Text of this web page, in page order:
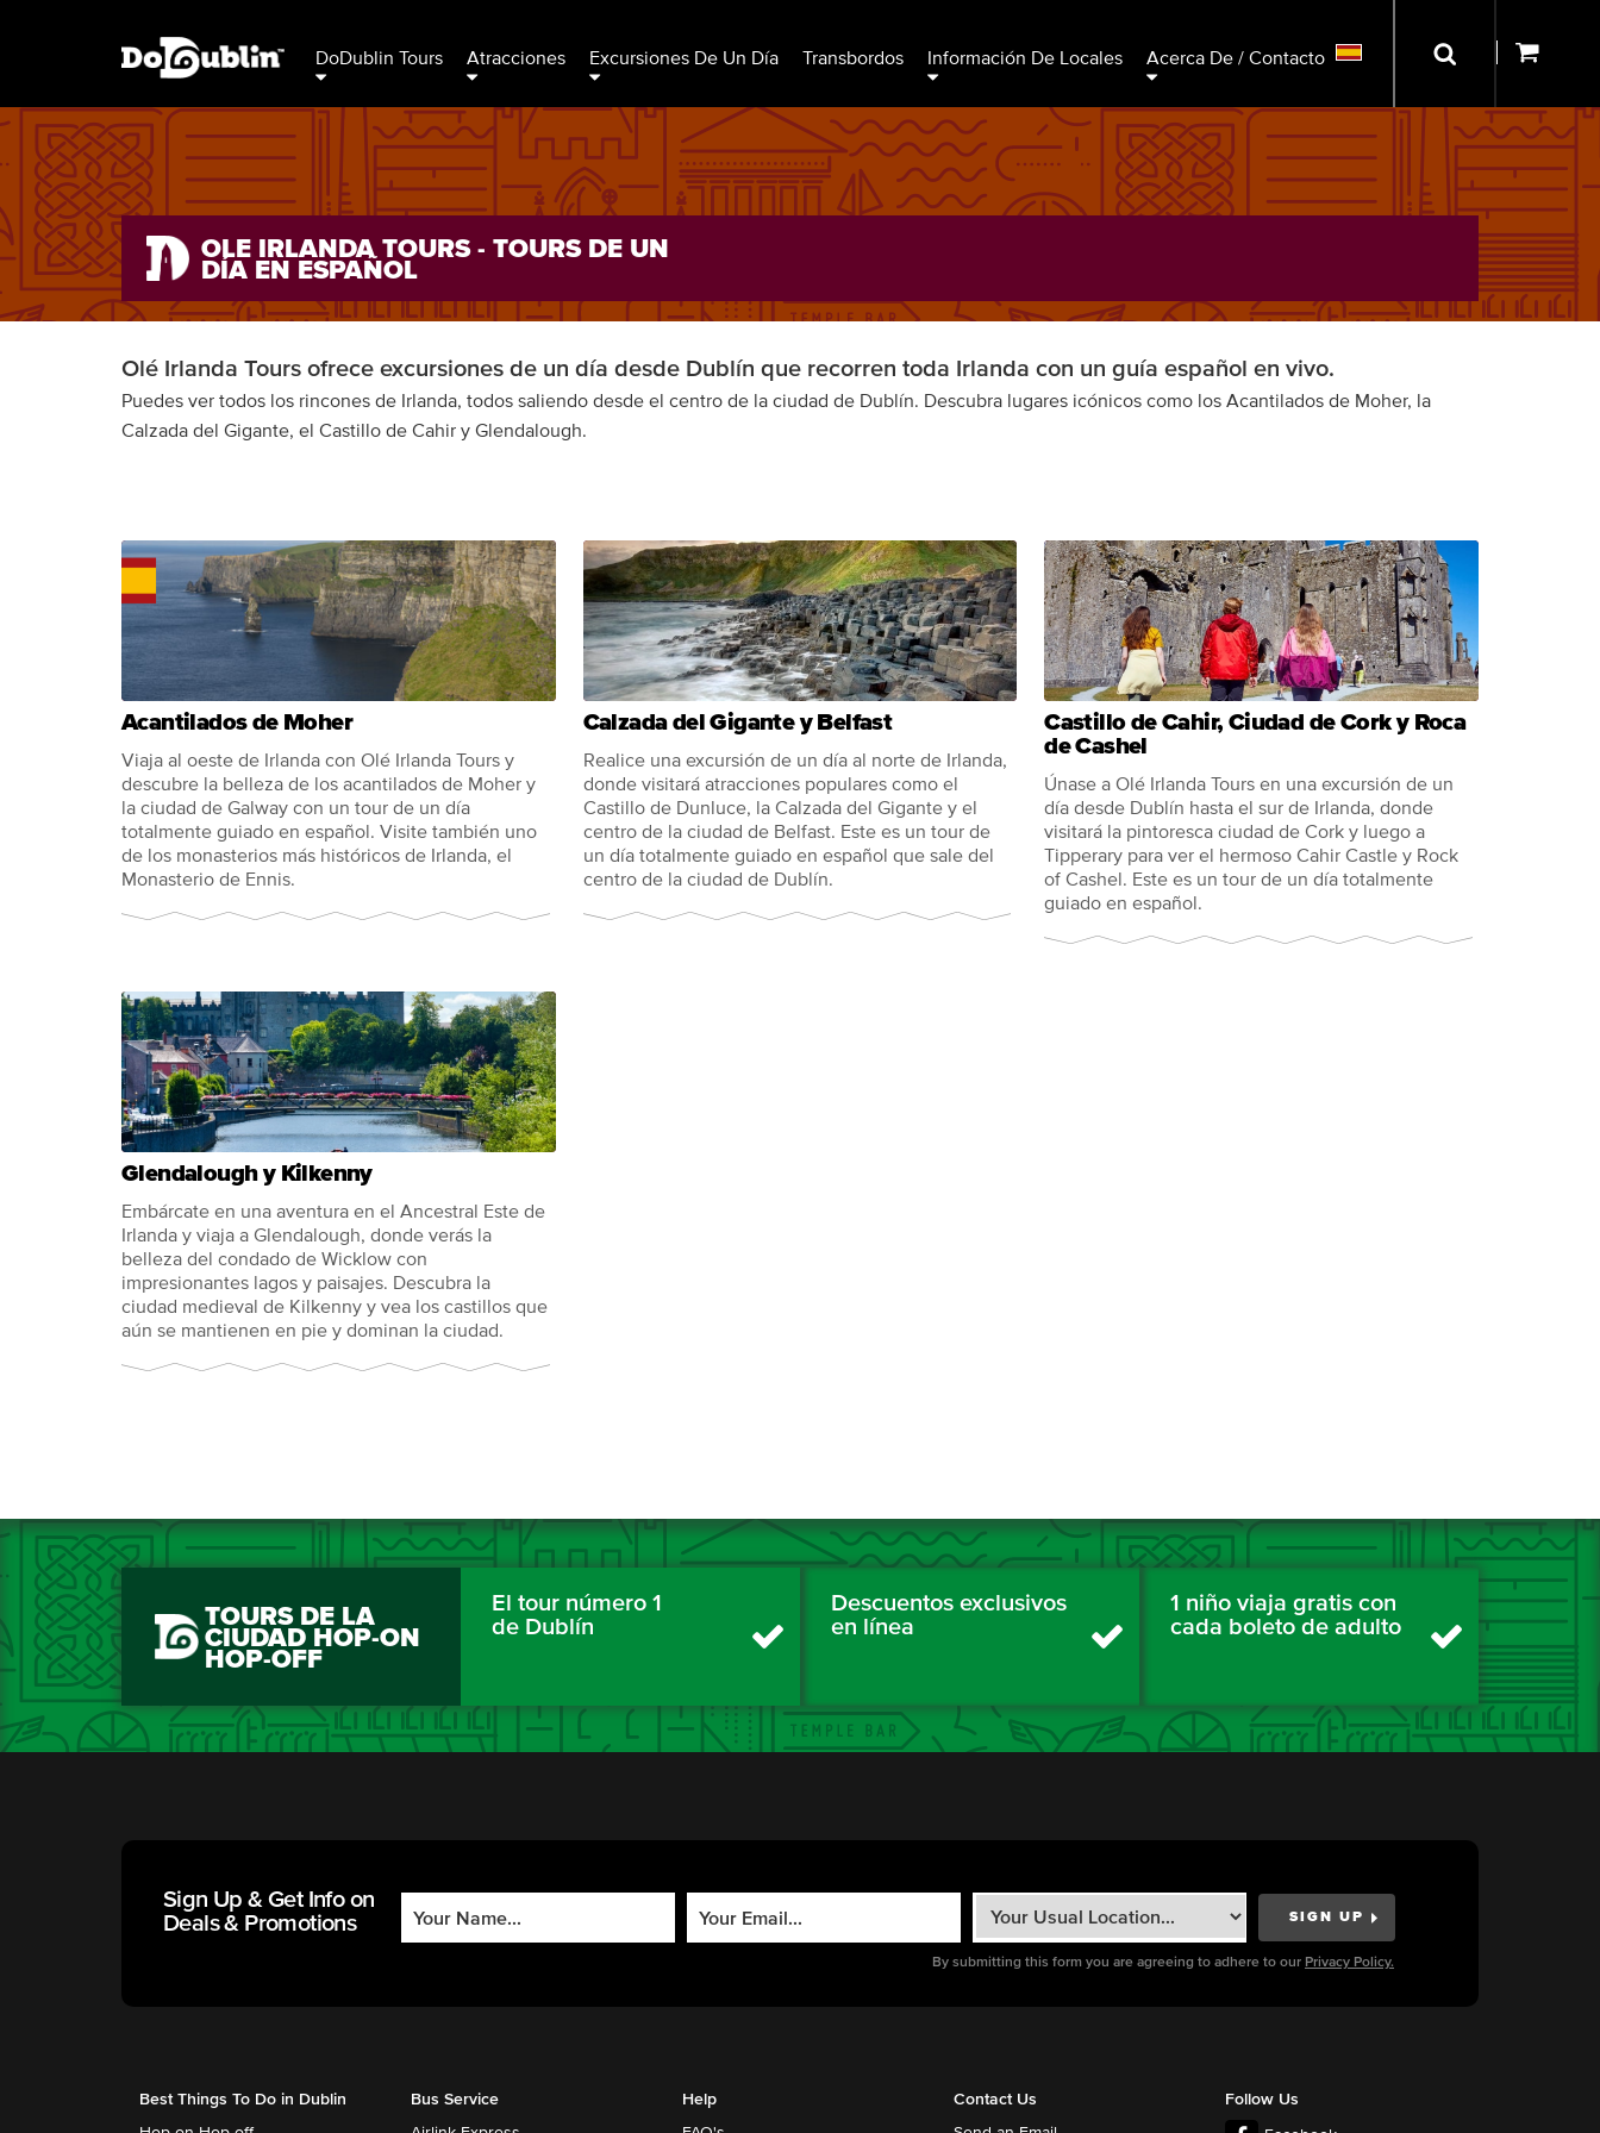
DoDublin Tours Atracciones Excursiones De Un Día Transbordos Información De Locales Acerca De / Contacto
OLE IRLANDA TOURS - TOURS DE UN
DÍA EN ESPAÑOL
Olé Irlanda Tours ofrece excursiones de un día desde Dublín que recorren toda Irlanda con un guía español en vivo.
Puedes ver todos los rincones de Irlanda, todos saliendo desde el centro de la ciudad de Dublín. Descubra lugares icónicos como los Acantilados de Moher, la
Calzada del Gigante, el Castillo de Cahir y Glendalough.
Acantilados de Moher
Viaja al oeste de Irlanda con Olé Irlanda Tours y
descubre la belleza de los acantilados de Moher y
la ciudad de Galway con un tour de un día
totalmente guiado en español. Visite también uno
de los monasterios más históricos de Irlanda, el
Monasterio de Ennis.
Calzada del Gigante y Belfast
Realice una excursión de un día al norte de Irlanda,
donde visitará atracciones populares como el
Castillo de Dunluce, la Calzada del Gigante y el
centro de la ciudad de Belfast. Este es un tour de
un día totalmente guiado en español que sale del
centro de la ciudad de Dublín.
Castillo de Cahir, Ciudad de Cork y Roca
de Cashel
Únase a Olé Irlanda Tours en una excursión de un
día desde Dublín hasta el sur de Irlanda, donde
visitará la pintoresca ciudad de Cork y luego a
Tipperary para ver el hermoso Cahir Castle y Rock
of Cashel. Este es un tour de un día totalmente
guiado en español.
Glendalough y Kilkenny
Embárcate en una aventura en el Ancestral Este de
Irlanda y viaja a Glendalough, donde verás la
belleza del condado de Wicklow con
impresionantes lagos y paisajes. Descubra la
ciudad medieval de Kilkenny y vea los castillos que
aún se mantienen en pie y dominan la ciudad.
TOURS DE LA
CIUDAD HOP-ON
HOP-OFF
El tour número 1
de Dublín
Descuentos exclusivos
en línea
1 niño viaja gratis con
cada boleto de adulto
Sign Up & Get Info on
Deals & Promotions
By submitting this form you are agreeing to adhere to our Privacy Policy.
Best Things To Do in Dublin
Bus Service
Help
Contact Us
Follow Us